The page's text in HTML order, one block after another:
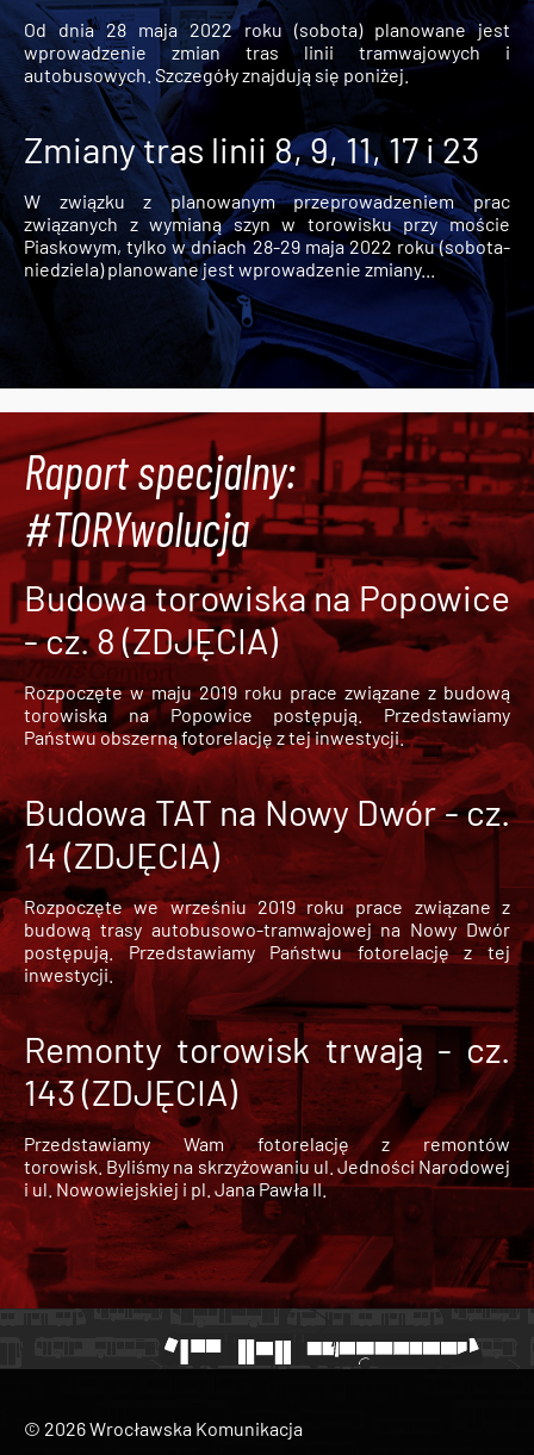
Od dnia 28 maja 2022 roku (sobota) planowane jest
wprowadzenie zmian tras linii tramwajowych i
autobusowych. Szczegóły znajdują się poniżej.
Zmiany tras linii 8, 9, 11, 17 i 23
W związku z planowanym przeprowadzeniem prac
związanych z wymianą szyn w torowisku przy moście
Piaskowym, tylko w dniach 28-29 maja 2022 roku (sobota-
niedziela) planowane jest wprowadzenie zmiany...
Raport specjalny:
#TORYwolucja
Budowa torowiska na Popowice
- cz. 8 (ZDJĘCIA)
Rozpoczęte w maju 2019 roku prace związane z budową
torowiska na Popowice
postępują. Przedstawiamy
Państwu obszerną fotorelację z tej inwestycji.
Budowa TAT na Nowy Dwór - cz.
14 (ZDJĘCIA)
Rozpoczęte we wrześniu 2019 roku prace związane z
budową trasy autobusowo-tramwajowej na Nowy Dwór
postępują. Przedstawiamy Państwu fotorelację z tej
inwestycji.
Remonty torowisk trwają - cz.
143 (ZDJĘCIA)
Przedstawiamy Wam fotorelację z remontów
torowisk. Byliśmy na skrzyżowaniu ul. Jedności Narodowej
i ul. Nowowiejskiej i pl. Jana Pawła II.
© 2026 Wrocławska Komunikacja